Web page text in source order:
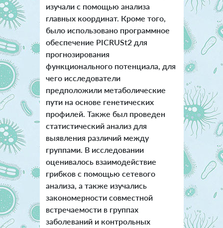
изучали с помощью анализа
главных координат. Кроме того,
было использовано программное
обеспечение PICRUSt2 для
прогнозирования
функционального потенциала, для
чего исследователи
предположили метаболические
пути на основе генетических
профилей. Также был проведен
статистический анализ для
выявления различий между
группами. В исследовании
оценивалось взаимодействие
грибков с помощью сетевого
анализа, а также изучались
закономерности совместной
встречаемости в группах
заболеваний и контрольных